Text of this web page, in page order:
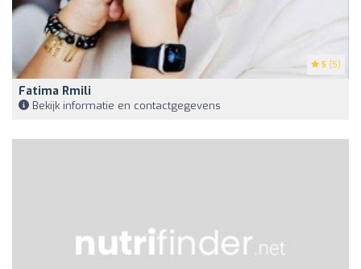
5 (5)
Fatima Rmili
Bekijk informatie en contactgegevens